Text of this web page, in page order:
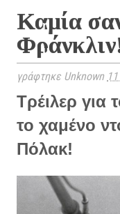
n
u
Καμία
γράφτηκε Unknown
Τρέιλερ για
το χαμένο
Πόλακ!